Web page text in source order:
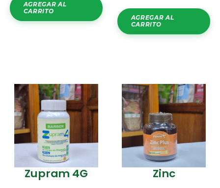
AGREGAR AL
CARRITO
AGREGAR AL
CARRITO
Zupram 4G Zinc